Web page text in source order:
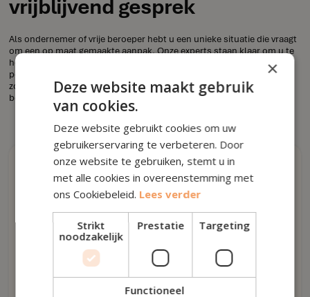
Als ondernemer of vrije beroeper hebt u een unieke situatie die vraagt
om een op maat gemaakte aanpak. Onze experts staan klaar om u te
helpen bij elke stap van de weg, van belastingadvies tot
pensioenplanning. Neem contact op voor een vrijblijvend gesprek,
zodat we samen de beste strategie voor uw toekomst kunnen
bepalen.
Rechtstreeks contact
info@houseoffinance.be
016 79 53 00
9u - 17u, ma - vr
×
Deze website maakt gebruik
van cookies.
Deze website gebruikt cookies om uw
gebruikerservaring te verbeteren. Door
onze website te gebruiken, stemt u in
met alle cookies in overeenstemming met
ons Cookiebeleid. Lees verder
Strikt
noodzakelijk
Prestatie Targeting
Functioneel